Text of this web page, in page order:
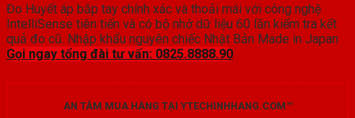
Đo Huyết áp bắp tay chính xác và thoải mái với công nghệ
IntelliSense tiên tiến và có bộ nhớ dữ liệu 60 lần kiểm tra kết
quả đo cũ. Nhập khẩu nguyên chiếc Nhật Bản Made in Japan
Gọi ngay tổng đài tư vấn: 0825.8888.90
AN TÂM MUA HÀNG TẠI YTECHINHHANG.COM™